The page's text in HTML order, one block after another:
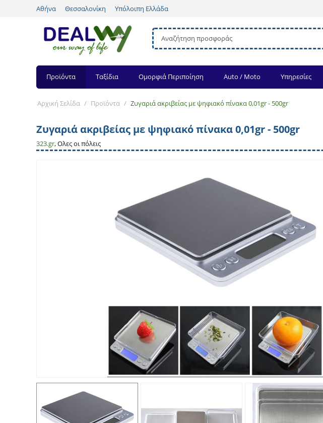
Αθήνα Θεσσαλονίκη Υπόλοιπη Ελλάδα
Προϊόντα Ταξίδια Ομορφιά Περιποίηση Auto / Moto Υπηρεσίες
Αρχική Σελίδα / Προϊόντα / Ζυγαριά ακριβείας με ψηφιακό πίνακα 0,01gr - 500gr
Ζυγαριά ακριβείας με ψηφιακό πίνακα 0,01gr - 500gr
323.gr, Ολες οι πόλεις